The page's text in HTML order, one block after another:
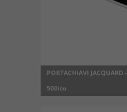
PORTACHIAVI JACQUARD -
500ico